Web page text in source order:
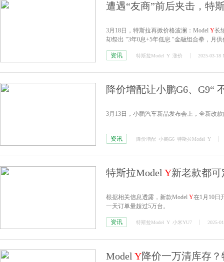
遭遇“友商”前后夹击，特
3月18日，特斯拉再掀价格波澜：Model Y长
却祭出 "3年0息+5年低息 "金融组合拳，月供
资讯 特斯拉Model Y 涨价 2025-03-18
降价增配让小鹏G6、G9“
3月13日，小鹏汽车新品发布会上，全新改
资讯 降价增配 小鹏G6 特斯拉Model Y
特斯拉Model Y新老款都
根据相关信息透露，新款Model Y在1月10日
一天订单量超过5万台。
资讯 特斯拉Model Y 小米YU7 2025-
Model Y降价一万清库存